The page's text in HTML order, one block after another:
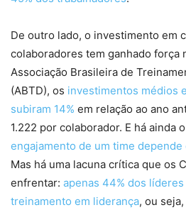
De outro lado, o investimento em
colaboradores tem ganhado força
Associação Brasileira de
(ABTD), os investimentos médios
subiram 14% em relação ao ano
1.222 por colaborador. E há ainda
engajamento de um time
Mas há uma lacuna crítica que os
enfrentar: apenas 44% dos
treinamento em liderança, ou